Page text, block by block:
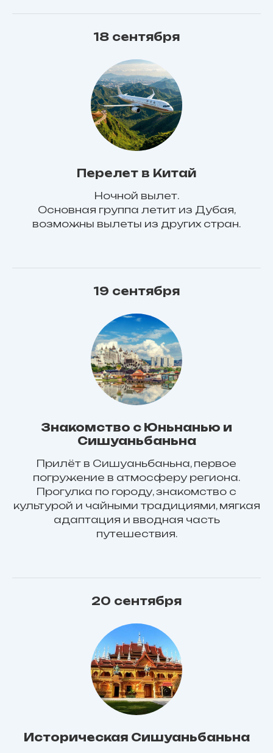
18 сентября
Перелет в Китай
Ночной вылет.
Основная группа летит из Дубая,
возможны вылеты из других стран.
19 сентября
Знакомство с Юньнанью и
Сишуаньбаньна
Прилёт в Сишуаньбаньна, первое
погружение в атмосферу региона.
Прогулка по городу, знакомство с
культурой и чайными традициями, мягкая
адаптация и вводная часть
путешествия.
20 сентября
Историческая Сишуаньбаньна